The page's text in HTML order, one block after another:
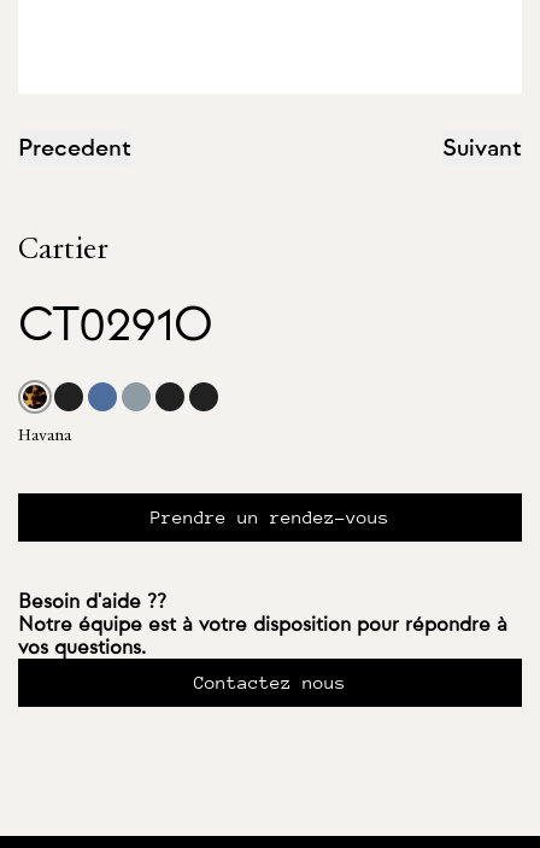
Precedent Suivant
Cartier
CT0291O
Havana
Prendre un rendez-vous
Besoin d'aide ??
Notre équipe est à votre disposition pour répondre à
vos questions.
Contactez nous